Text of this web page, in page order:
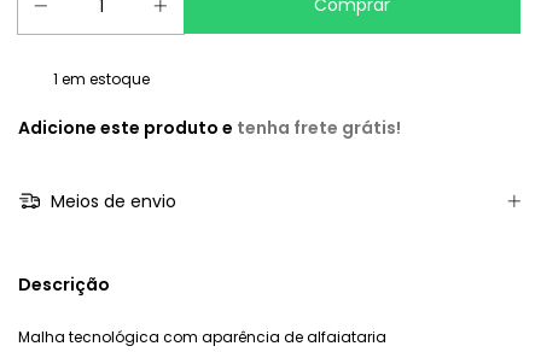
1 em estoque
Adicione este produto e tenha frete grátis!
Meios de envio
Descrição
Malha tecnológica com aparência de alfaiataria